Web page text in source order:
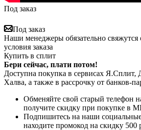
Под заказ
Под заказ
Наши менеджеры обязательно свяжутся
условия заказа
Купить в сплит
Бери сейчас, плати потом!
Доступна покупка в сервисах Я.Сплит,
Халва, а также в рассрочку от банков-
Обменяйте свой старый телефон
получите скидку при покупке в
Подпишитесь на наши
находите промокод на скидку 500